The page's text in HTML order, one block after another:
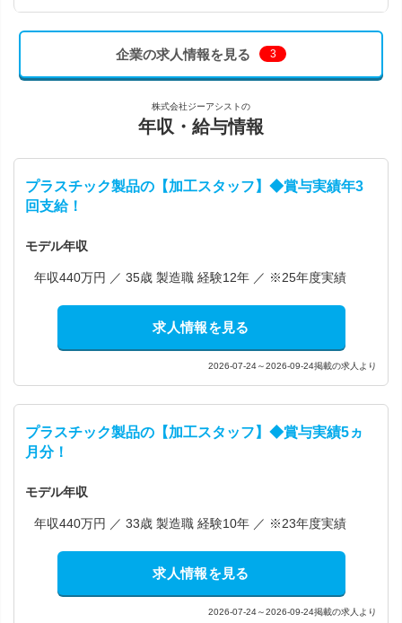
企業の求人情報を見る 3
株式会社ジーアシストの
年収・給与情報
プラスチック製品の【加工スタッフ】◆賞与実績年3
回支給！
モデル年収
年収440万円 ／ 35歳 製造職 経験12年 ／ ※25年度実績
求人情報を見る
2026-07-24～2026-09-24掲載の求人より
プラスチック製品の【加工スタッフ】◆賞与実績5ヵ
月分！
モデル年収
年収440万円 ／ 33歳 製造職 経験10年 ／ ※23年度実績
求人情報を見る
2026-07-24～2026-09-24掲載の求人より